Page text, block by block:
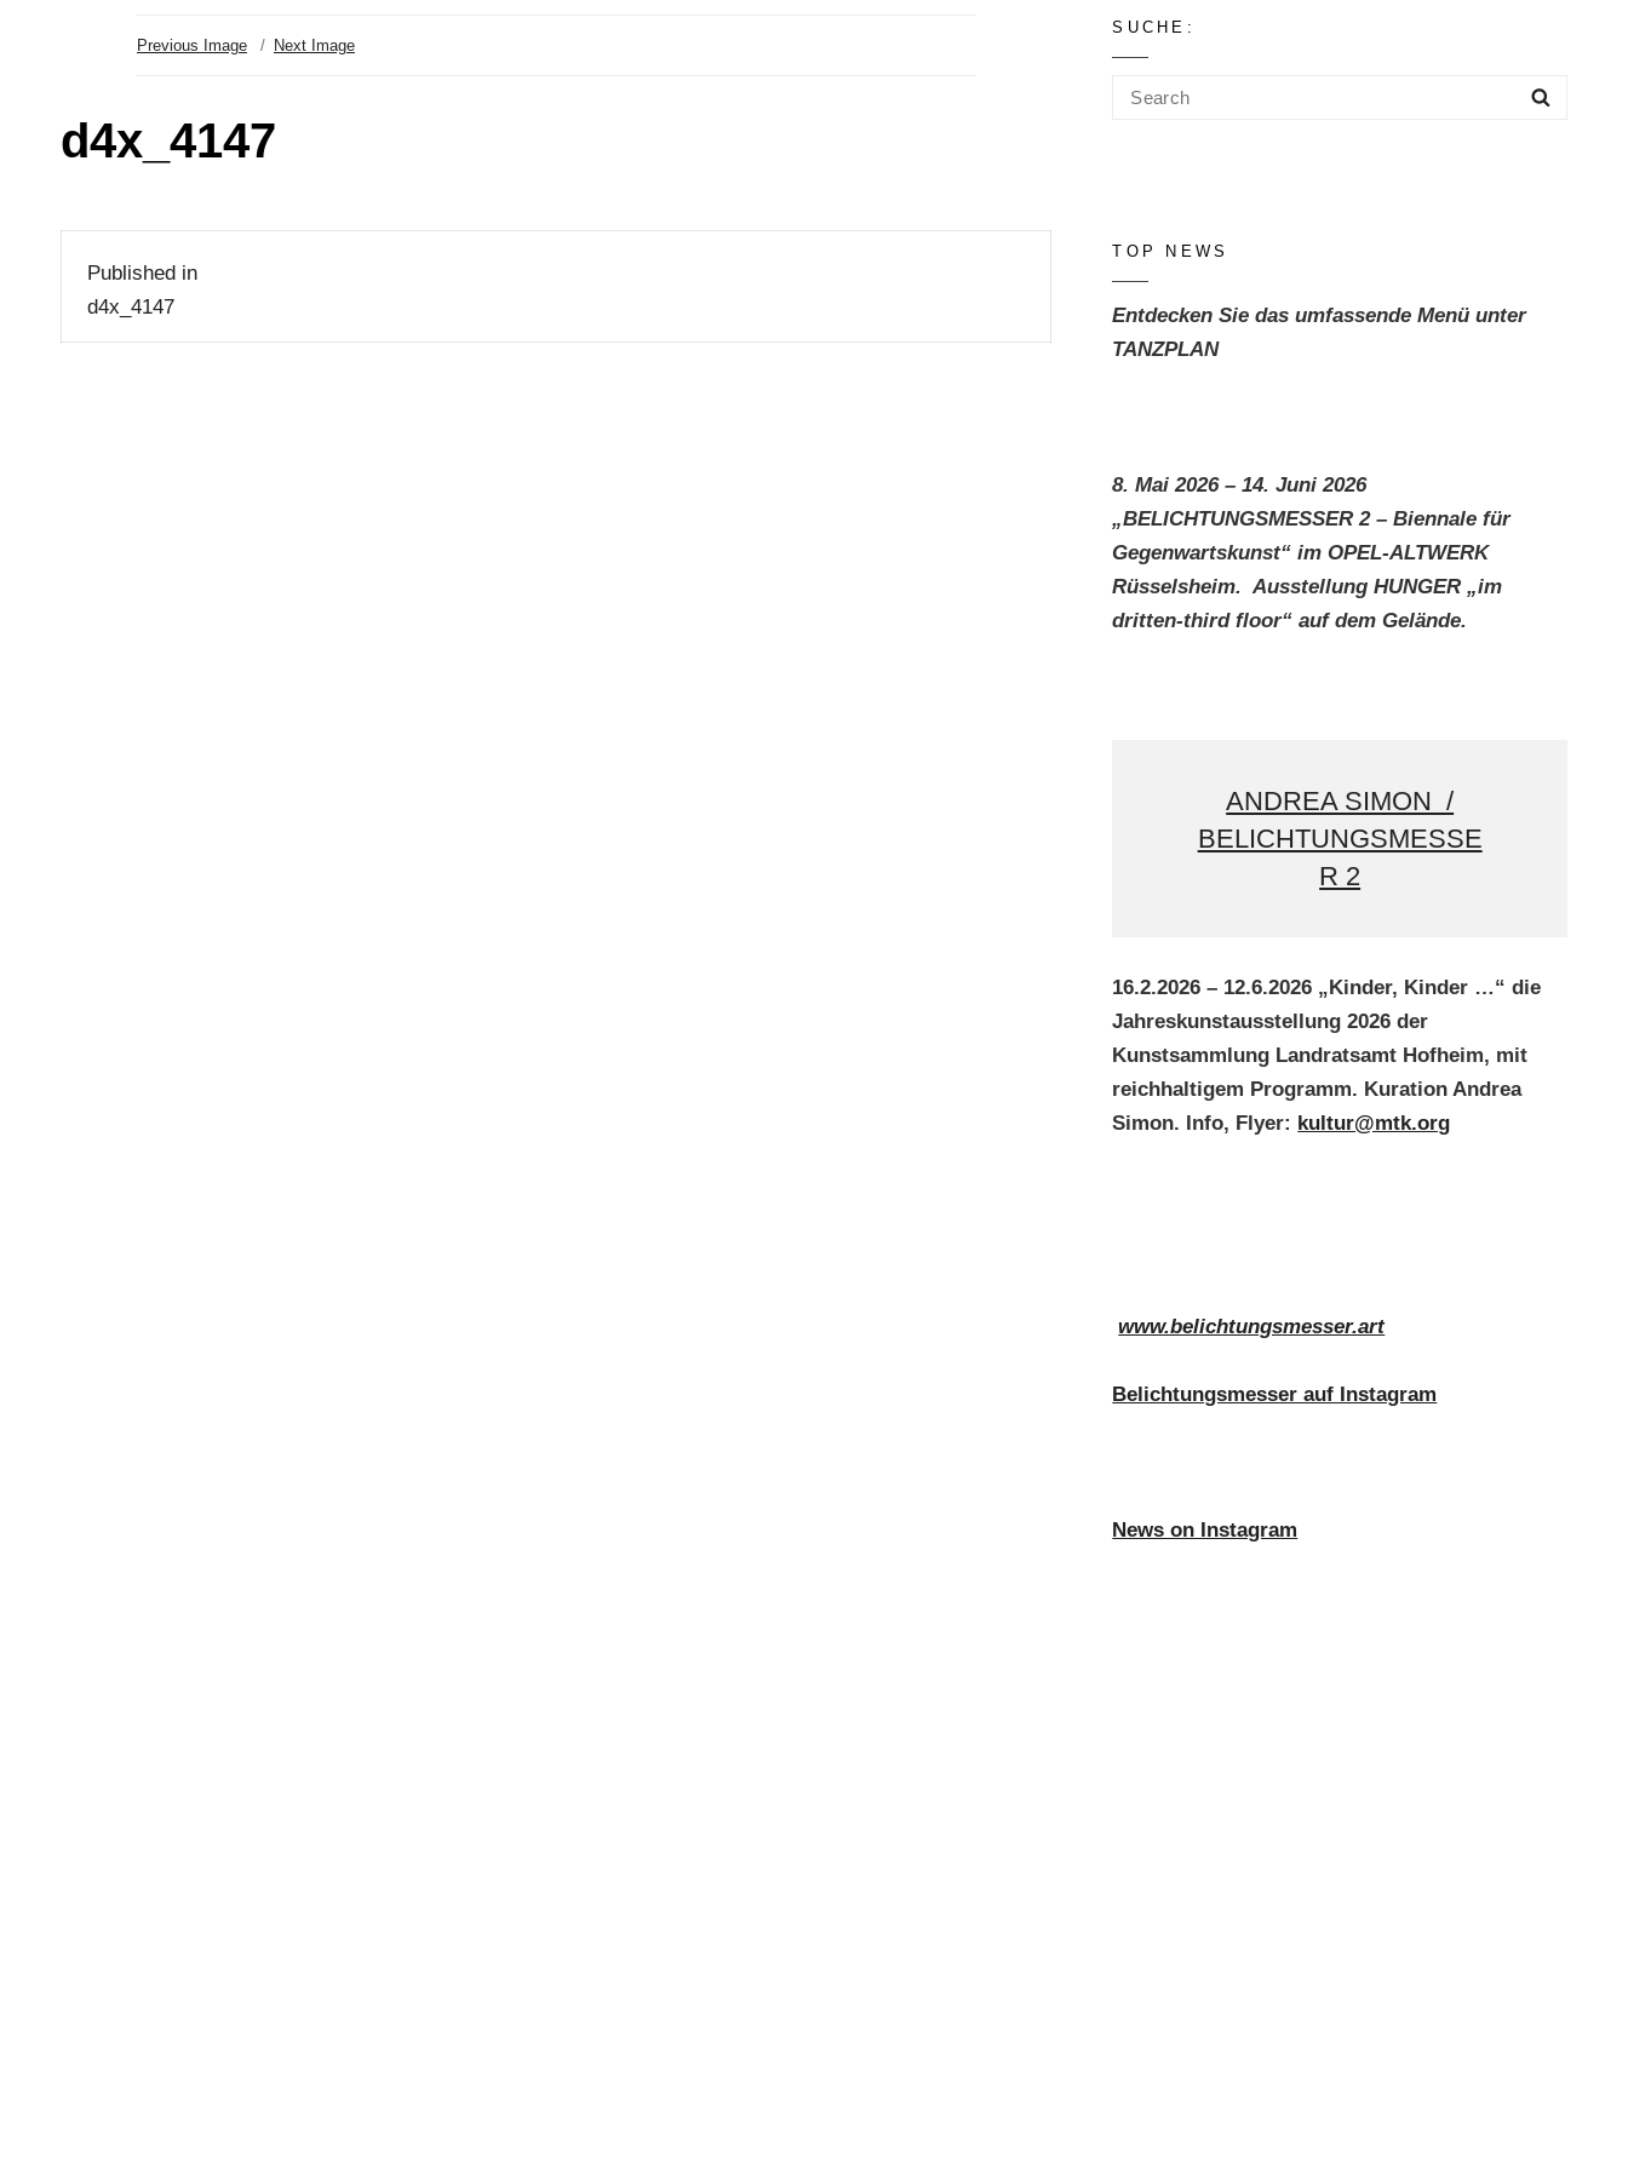
Previous Image Next Image
d4x_4147
Beitragsnavigation
Published in
d4x_4147
SUCHE:
Search
TOP NEWS
Entdecken Sie das umfassende Menü unter
TANZPLAN
8. Mai 2026 – 14. Juni 2026
„BELICHTUNGSMESSER 2 – Biennale für
Gegenwartskunst“ im OPEL-ALTWERK
Rüsselsheim. Ausstellung HUNGER „im
dritten-third floor“ auf dem Gelände.
ANDREA SIMON /
BELICHTUNGSMESSE
R 2
16.2.2026 – 12.6.2026 „Kinder, Kinder …“ die
Jahreskunstausstellung 2026 der
Kunstsammlung Landratsamt Hofheim, mit
reichhaltigem Programm. Kuration Andrea
Simon. Info, Flyer: kultur@mtk.org
www.belichtungsmesser.art
Belichtungsmesser auf Instagram
News on Instagram